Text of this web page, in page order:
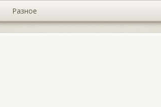
Разное